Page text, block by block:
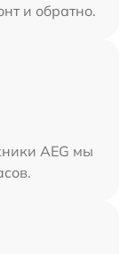
и обратно.
AEG мы